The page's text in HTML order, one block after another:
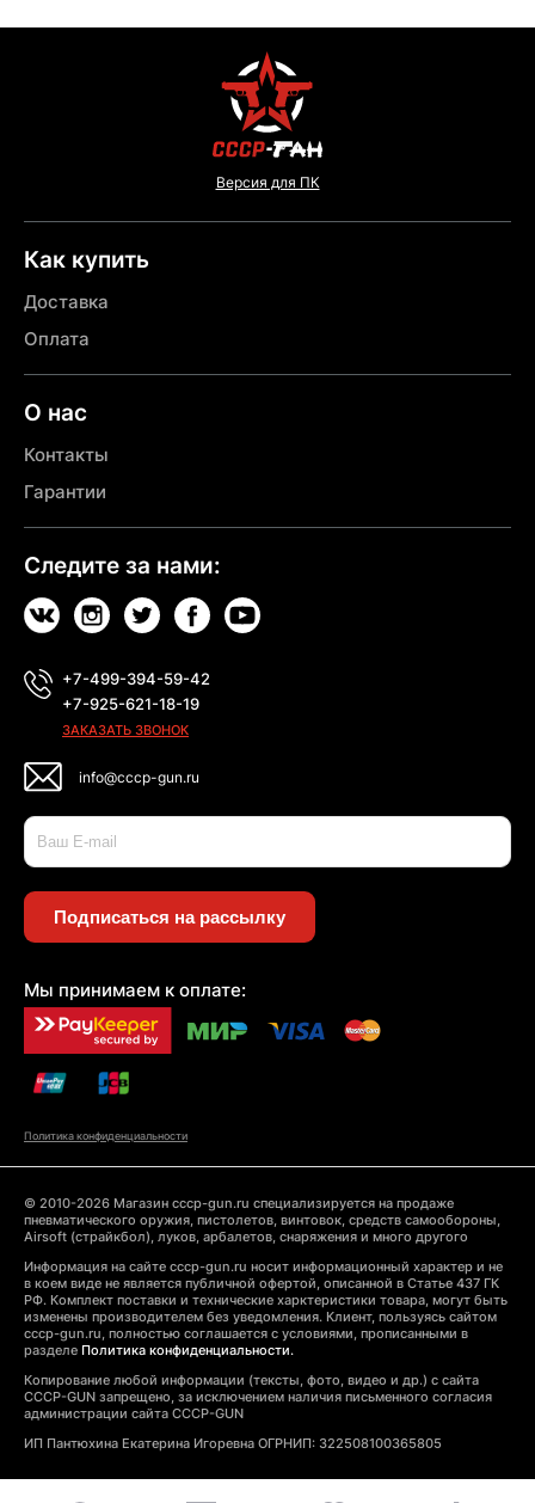
Версия для ПК
Как купить
Доставка
Оплата
О нас
Контакты
Гарантии
Следите за нами:
+7-499-394-59-42
+7-925-621-18-19
ЗАКАЗАТЬ ЗВОНОК
info@cccp-gun.ru
Подписаться на рассылку
Мы принимаем к оплате:
Политика конфиденциальности
© 2010-2026 Магазин cccp-gun.ru специализируется на продаже
пневматического оружия, пистолетов, винтовок, средств самообороны,
Airsoft (страйкбол), луков, арбалетов, снаряжения и много другого
Информация на сайте cccp-gun.ru носит информационный характер и не
в коем виде не является публичной офертой, описанной в Статье 437 ГК
РФ. Комплект поставки и технические харктеристики товара, могут быть
изменены производителем без уведомления. Клиент, пользуясь сайтом
cccp-gun.ru, полностью соглашается с условиями, прописанными в
разделе Политика конфиденциальности.
Копирование любой информации (тексты, фото, видео и др.) с сайта
CCCP-GUN запрещено, за исключением наличия письменного согласия
администрации сайта CCCP-GUN
ИП Пантюхина Екатерина Игоревна ОГРНИП: 322508100365805